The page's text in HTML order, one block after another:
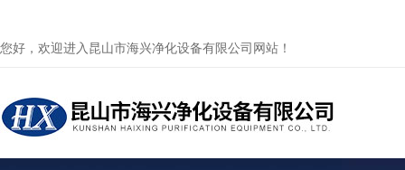
您好，欢迎进入昆山市海兴净化设备有限公司网站！